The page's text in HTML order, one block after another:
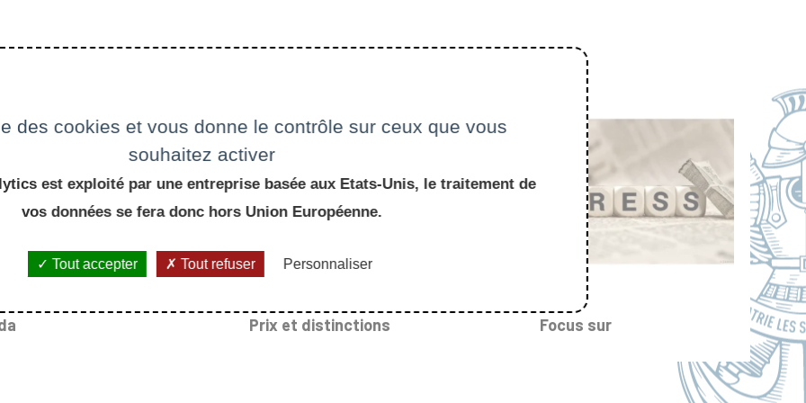
Prix et distinctions Focus sur
des cookies et vous donne le contrôle sur ceux que vous
souhaitez activer
est exploité par une entreprise basée aux Etats-Unis, le traitement de
vos données se fera donc hors Union Européenne.
Tout accepter Tout refuser Personnaliser